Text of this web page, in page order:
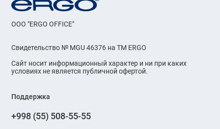
OOO "ERGO OFFICE"
Свидетельство № MGU 46376 на ТМ ERGO
Сайт носит информационный характер и ни при каких
условиях не является публичной офертой.
Поддержка
+998 (55) 508-55-55